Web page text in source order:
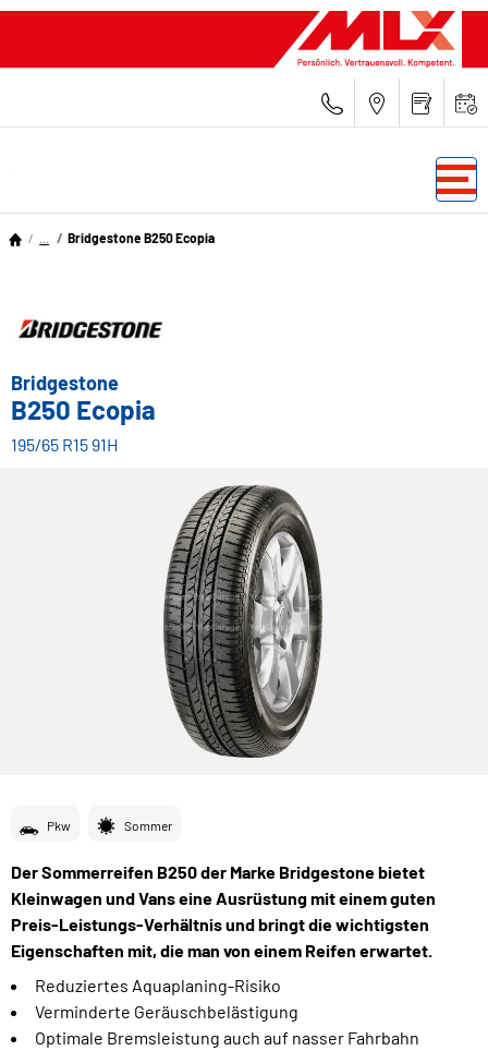
Bridgestone B250 Ecopia
Bridgestone
B250 Ecopia
195/65 R15 91H
Pkw Sommer
Der Sommerreifen B250 der Marke Bridgestone bietet
Kleinwagen und Vans eine Ausrüstung mit einem guten
Preis-Leistungs-Verhältnis und bringt die wichtigsten
Eigenschaften mit, die man von einem Reifen erwartet.
Reduziertes Aquaplaning-Risiko
Verminderte Geräuschbelästigung
Optimale Bremsleistung auch auf nasser Fahrbahn